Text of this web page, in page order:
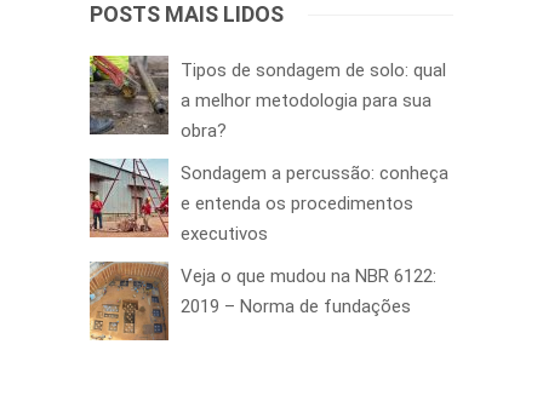
POSTS MAIS LIDOS
Tipos de sondagem de solo: qual
a melhor metodologia para sua
obra?
Sondagem a percussão: conheça
e entenda os procedimentos
executivos
Veja o que mudou na NBR 6122:
2019 – Norma de fundações